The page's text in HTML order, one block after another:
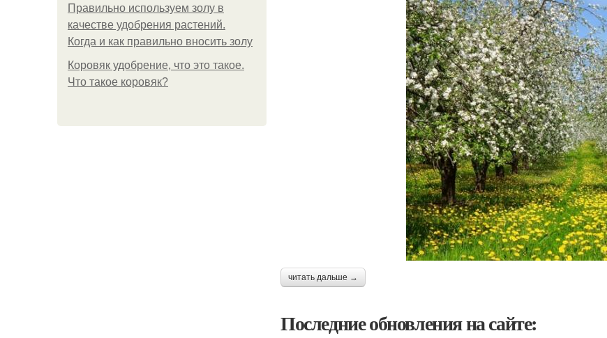
Правильно используем золу в
качестве удобрения растений.
Когда и как правильно вносить золу
Коровяк удобрение, что это такое.
Что такое коровяк?
читать дальше →
Последние обновления на сайте: